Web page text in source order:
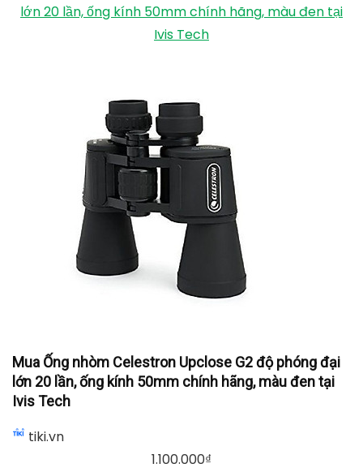
lớn 20 lần, ống kính 50mm chính hãng, màu đen tại
Ivis Tech
Mua Ống nhòm Celestron Upclose G2 độ phóng đại
lớn 20 lần, ống kính 50mm chính hãng, màu đen tại
Ivis Tech
tiki.vn
1.100.000₫